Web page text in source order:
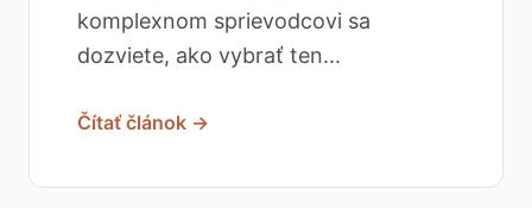
komplexnom sprievodcovi sa
dozviete, ako vybrať ten...
Čítať článok →